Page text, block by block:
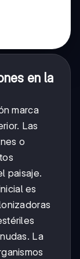
en la
marca
Las
o
paisaje.
es
La